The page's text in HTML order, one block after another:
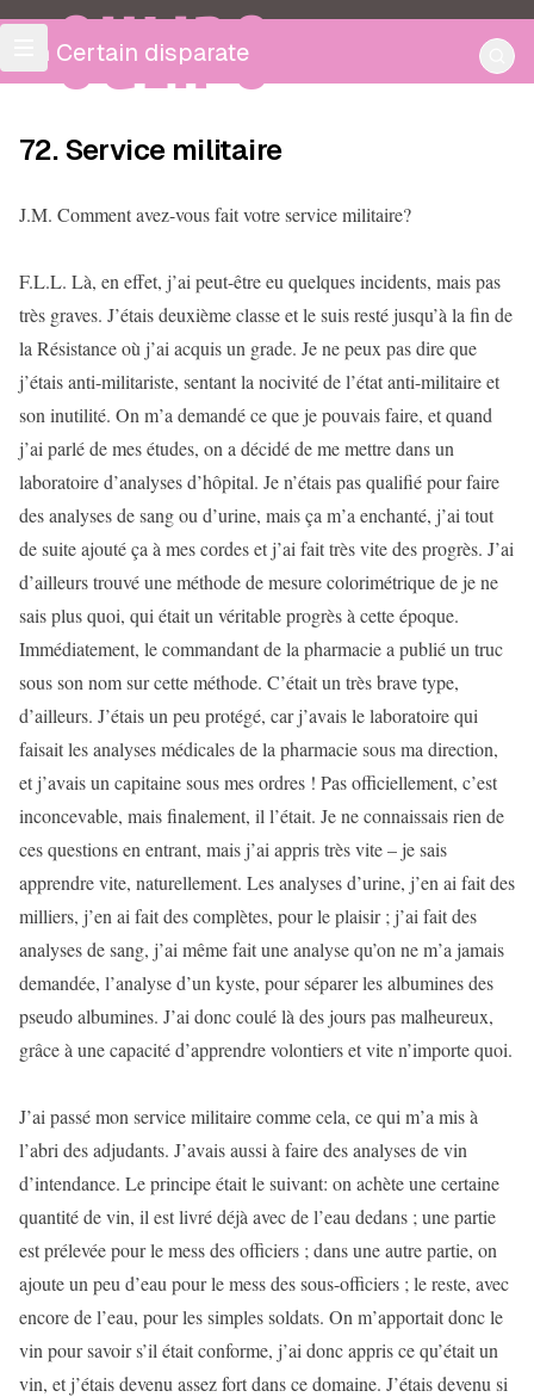
OULIPO
Un Certain disparate
72. Service militaire
J.M. Comment avez-vous fait votre service militaire?
F.L.L. Là, en effet, j’ai peut-être eu quelques incidents, mais pas
très graves. J’étais deuxième classe et le suis resté jusqu’à la fin de
la Résistance où j’ai acquis un grade. Je ne peux pas dire que
j’étais anti-militariste, sentant la nocivité de l’état anti-militaire et
son inutilité. On m’a demandé ce que je pouvais faire, et quand
j’ai parlé de mes études, on a décidé de me mettre dans un
laboratoire d’analyses d’hôpital. Je n’étais pas qualifié pour faire
des analyses de sang ou d’urine, mais ça m’a enchanté, j’ai tout
de suite ajouté ça à mes cordes et j’ai fait très vite des progrès. J’ai
d’ailleurs trouvé une méthode de mesure colorimétrique de je ne
sais plus quoi, qui était un véritable progrès à cette époque.
Immédiatement, le commandant de la pharmacie a publié un truc
sous son nom sur cette méthode. C’était un très brave type,
d’ailleurs. J’étais un peu protégé, car j’avais le laboratoire qui
faisait les analyses médicales de la pharmacie sous ma direction,
et j’avais un capitaine sous mes ordres ! Pas officiellement, c’est
inconcevable, mais finalement, il l’était. Je ne connaissais rien de
ces questions en entrant, mais j’ai appris très vite – je sais
apprendre vite, naturellement. Les analyses d’urine, j’en ai fait des
milliers, j’en ai fait des complètes, pour le plaisir ; j’ai fait des
analyses de sang, j’ai même fait une analyse qu’on ne m’a jamais
demandée, l’analyse d’un kyste, pour séparer les albumines des
pseudo albumines. J’ai donc coulé là des jours pas malheureux,
grâce à une capacité d’apprendre volontiers et vite n’importe quoi.
J’ai passé mon service militaire comme cela, ce qui m’a mis à
l’abri des adjudants. J’avais aussi à faire des analyses de vin
d’intendance. Le principe était le suivant: on achète une certaine
quantité de vin, il est livré déjà avec de l’eau dedans ; une partie
est prélevée pour le mess des officiers ; dans une autre partie, on
ajoute un peu d’eau pour le mess des sous-officiers ; le reste, avec
encore de l’eau, pour les simples soldats. On m’apportait donc le
vin pour savoir s’il était conforme, j’ai donc appris ce qu’était un
vin, et j’étais devenu assez fort dans ce domaine. J’étais devenu si